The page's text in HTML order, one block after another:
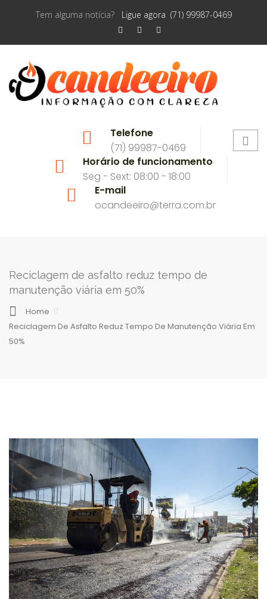
Tem alguma notícia? Ligue agora (71) 99987-0469
Telefone
(71) 99987-0469
Horário de funcionamento
Seg - Sext: 08:00 - 18:00
E-mail
ocandeeiro@terra.com.br
Reciclagem de asfalto reduz tempo de
manutenção viária em 50%
Home
Reciclagem De Asfalto Reduz Tempo De Manutenção Viária Em
50%